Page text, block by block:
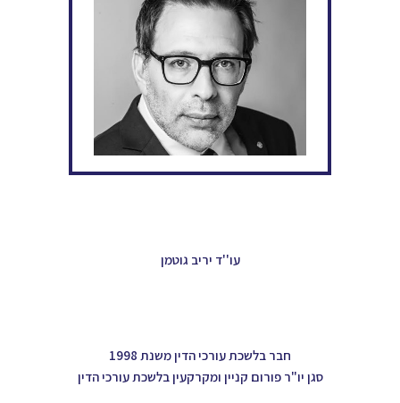
עו''ד יריב גוטמן
חבר בלשכת עורכי הדין משנת 1998
סגן יו"ר פורום קניין ומקרקעין בלשכת עורכי הדין